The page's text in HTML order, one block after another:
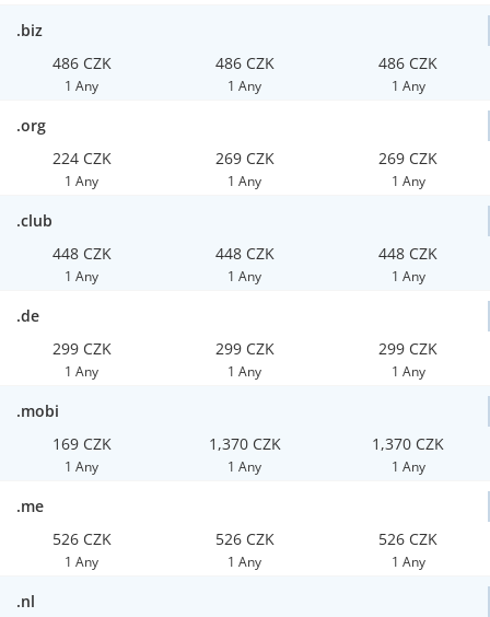
.biz
486 CZK
1 Any
486 CZK
1 Any
486 CZK
1 Any
.org
224 CZK
1 Any
269 CZK
1 Any
269 CZK
1 Any
.club
448 CZK
1 Any
448 CZK
1 Any
448 CZK
1 Any
.de
299 CZK
1 Any
299 CZK
1 Any
299 CZK
1 Any
.mobi
169 CZK
1 Any
1,370 CZK
1 Any
1,370 CZK
1 Any
.me
526 CZK
1 Any
526 CZK
1 Any
526 CZK
1 Any
.nl